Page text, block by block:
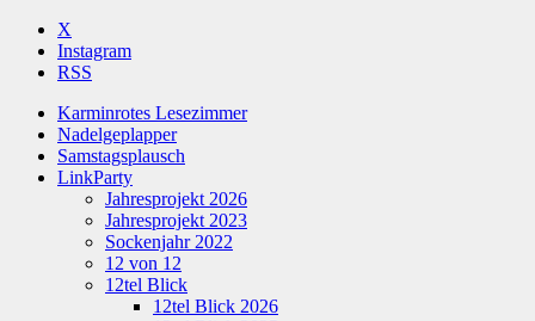
X
Instagram
RSS
Karminrotes Lesezimmer
Nadelgeplapper
Samstagsplausch
LinkParty
Jahresprojekt 2026
Jahresprojekt 2023
Sockenjahr 2022
12 von 12
12tel Blick
12tel Blick 2026